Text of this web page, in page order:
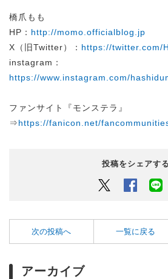
橋爪もも
HP： http://momo.officialblog.jp
X（旧Twitter）： https://twitter.com/
instagram：
https://www.instagram.com/
ファンサイト『モンステラ』
⇒https://fanicon.net/
投稿をシェアする
Twitter
次の投稿へ 一覧に戻る
アーカイブ